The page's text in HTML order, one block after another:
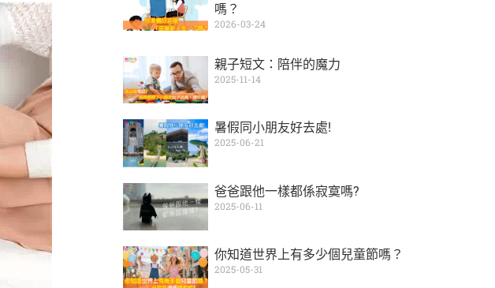
嗎？
2026-03-24
親子短文：陪伴的魔力
2025-11-14
暑假同小朋友好去處!
2025-06-21
爸爸跟他一樣都係寂寞嗎?
2025-06-11
你知道世界上有多少個兒童節嗎？
2025-05-31